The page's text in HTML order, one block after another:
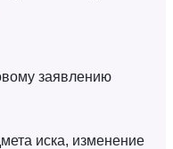
заявлению
иска, изменение